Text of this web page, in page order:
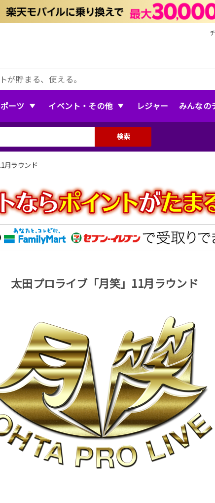
が貯まる、使える。
ーツ イベント・その他 レジャー みんなの
検索
月ラウンド
太田プロライブ「月笑」11月ラウンド